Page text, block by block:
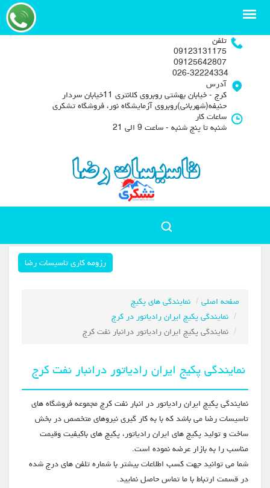
تلفن
09123131175
09125642807
آدرس
کرج - خیابان بهشتی روبروی کلانتری 11خیابان سردار
حنیفه(شهربانی)روبروی آزمایشگاه نور، فروشگاه تشکری
ساعات کار
شنبه تا پنج شنبه - ساعت 9 الی 21
رزومه کاری تاسیسات رضا
صفحه اصلی
نمایندگی های پکیج
نمایندگی پکیج ایران رادیاتور در کرج
نمایندگی پکیج ایران رادیاتور درانبار نفت کرج
نمایندگی پکیج ایران رادیاتور درانبار نفت کرج
نمایندگی پکیج ایران رادیاتور در انبار نفت کرج مجموعه فروشگاه های
تاسیسات رضا می باشد که با به کار گیری نیروهای متخصص در بخش
ساخت و تولید پکیج های ایران رادیاتور، پکیج های باکیفیت وقیمت
مناسب را به بازار عرضه نموده است.
شما می توانید جهت کسب اطلاعات بیشتر با شماره تلفن های درج شده
در قسمت ارتباط با ما تماس حاصل نمایید.